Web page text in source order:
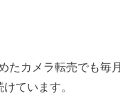
たカメラ転売でも毎
ています。